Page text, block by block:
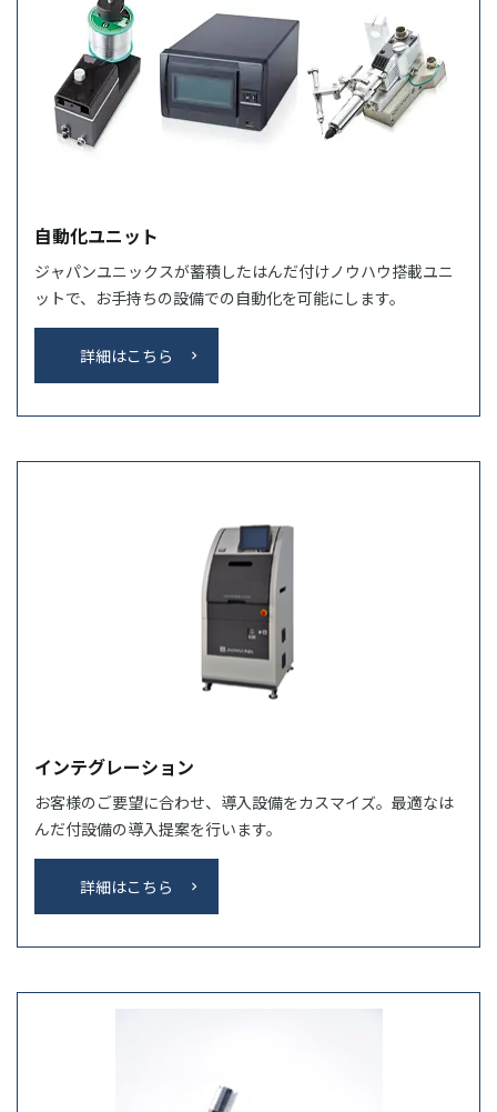
自動化ユニット
ジャパンユニックスが蓄積したはんだ付けノウハウ搭載ユニ
ットで、お手持ちの設備での自動化を可能にします。
詳細はこちら
インテグレーション
お客様のご要望に合わせ、導入設備をカスマイズ。最適なは
んだ付設備の導入提案を行います。
詳細はこちら